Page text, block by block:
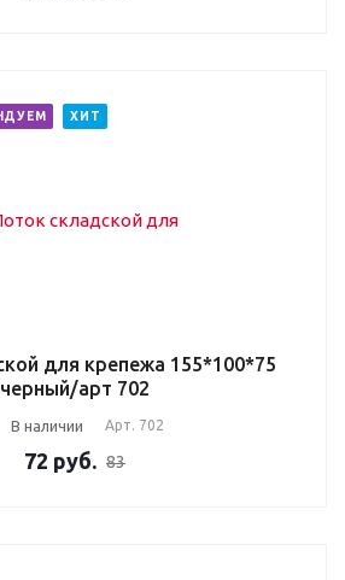
ХИТ
для крепежа 155*100*75
черный/арт 702
В наличии Арт. 702
72 руб. 83